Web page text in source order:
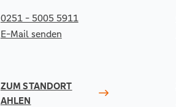
0251 - 5005 5911
E-Mail senden
ZUM STANDORT
AHLEN